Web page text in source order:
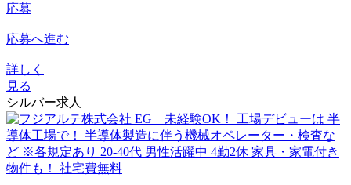
応募
応募へ進む
詳しく
見る
シルバー求人